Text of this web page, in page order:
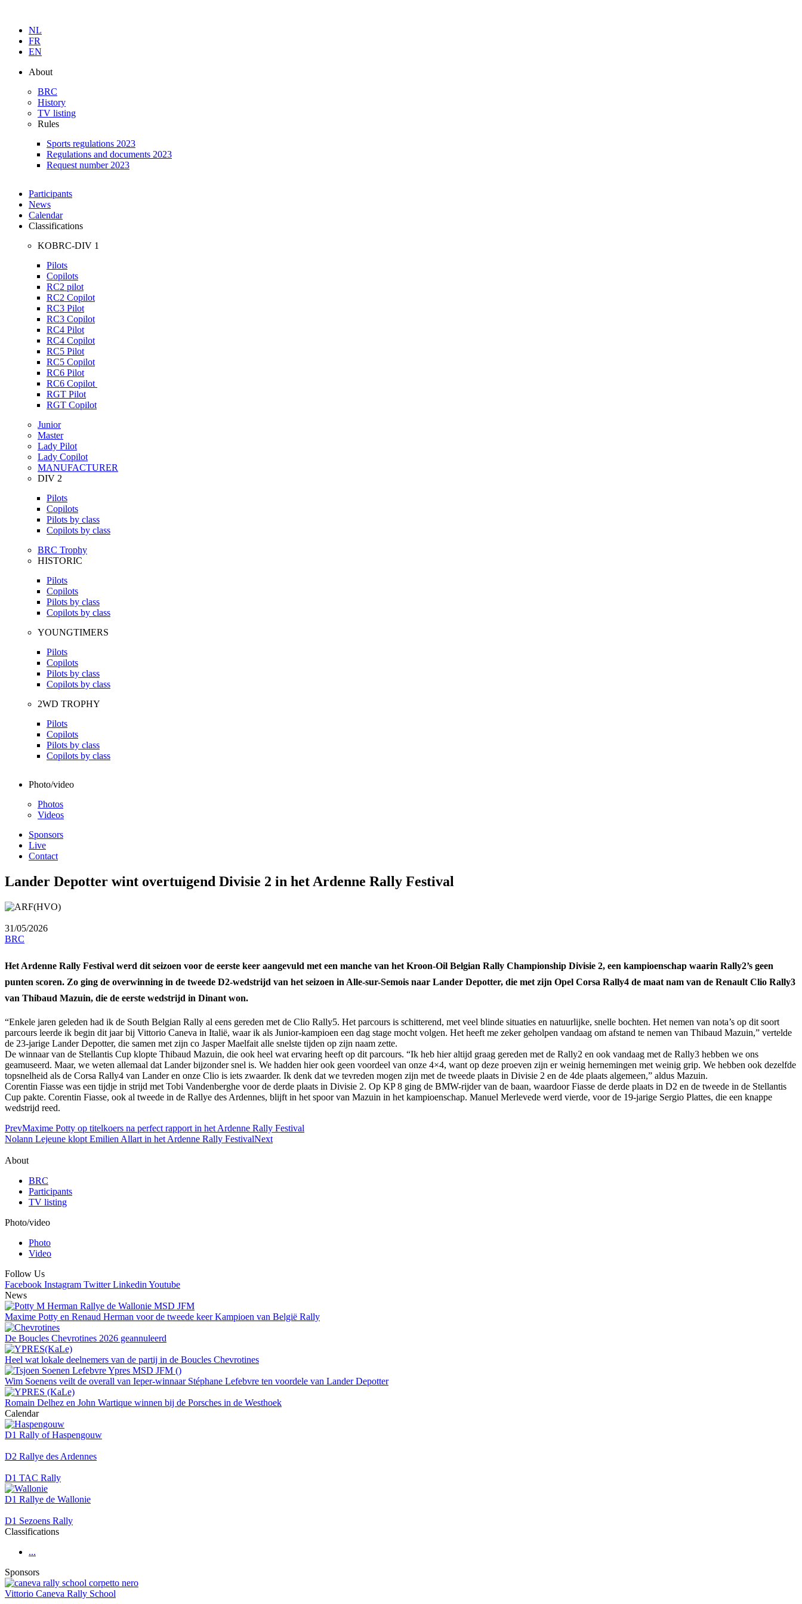
contentNL
FR
EN
About
BRC
History
TV listing
Rules
Sports regulations 2023
Regulations and documents 2023
Request number 2023
Participants
News
Calendar
Classifications
KOBRC-DIV 1
Pilots
Copilots
RC2 pilot
RC2 Copilot
RC3 Pilot
RC3 Copilot
RC4 Pilot
RC4 Copilot
RC5 Pilot
RC5 Copilot
RC6 Pilot
RC6 Copilot
RGT Pilot
RGT Copilot
Junior
Master
Lady Pilot
Lady Copilot
MANUFACTURER
DIV 2
Pilots
Copilots
Pilots by class
Copilots by class
BRC Trophy
HISTORIC
Pilots
Copilots
Pilots by class
Copilots by class
YOUNGTIMERS
Pilots
Copilots
Pilots by class
Copilots by class
2WD TROPHY
Pilots
Copilots
Pilots by class
Copilots by class
Photo/video
Photos
Videos
Sponsors
Live
Contact
Lander Depotter wint overtuigend Divisie 2 in het Ardenne Rally Festival
31/05/2026
BRC
Het Ardenne Rally Festival werd dit seizoen voor de eerste keer aangevuld met een manche van het Kroon-Oil Belgian Rally Championship Divisie 2, een kampioenschap waarin Rally2’s geen
punten scoren. Zo ging de overwinning in de tweede D2-wedstrijd van het seizoen in Alle-sur-Semois naar Lander Depotter, die met zijn Opel Corsa Rally4 de maat nam van de Renault Clio Rally3
van Thibaud Mazuin, die de eerste wedstrijd in Dinant won.
“Enkele jaren geleden had ik de South Belgian Rally al eens gereden met de Clio Rally5. Het parcours is schitterend, met veel blinde situaties en natuurlijke, snelle bochten. Het nemen van nota’s op dit soort
parcours leerde ik begin dit jaar bij Vittorio Caneva in Italië, waar ik als Junior-kampioen een dag stage mocht volgen. Het heeft me zeker geholpen vandaag om afstand te nemen van Thibaud Mazuin,” vertelde
de 23-jarige Lander Depotter, die samen met zijn co Jasper Maelfait alle snelste tijden op zijn naam zette.
De winnaar van de Stellantis Cup klopte Thibaud Mazuin, die ook heel wat ervaring heeft op dit parcours. “Ik heb hier altijd graag gereden met de Rally2 en ook vandaag met de Rally3 hebben we ons
geamuseerd. Maar, we weten allemaal dat Lander bijzonder snel is. We hadden hier ook geen voordeel van onze 4×4, want op deze proeven zijn er weinig hernemingen met weinig grip. We hebben ook dezelfde
topsnelheid als de Corsa Rally4 van Lander en onze Clio is iets zwaarder. Ik denk dat we tevreden mogen zijn met de tweede plaats in Divisie 2 en de 4de plaats algemeen,” aldus Mazuin.
Corentin Fiasse was een tijdje in strijd met Tobi Vandenberghe voor de derde plaats in Divisie 2. Op KP 8 ging de BMW-rijder van de baan, waardoor Fiasse de derde plaats in D2 en de tweede in de Stellantis
Cup pakte. Corentin Fiasse, ook al tweede in de Rallye des Ardennes, blijft in het spoor van Mazuin in het kampioenschap. Manuel Merlevede werd vierde, voor de 19-jarige Sergio Plattes, die een knappe
wedstrijd reed.
PrevMaxime Potty op titelkoers na perfect rapport in het Ardenne Rally Festival
Nolann Lejeune klopt Emilien Allart in het Ardenne Rally FestivalNext
About
BRC
Participants
TV listing
Photo/video
Photo
Video
Follow Us
Facebook Instagram Twitter Linkedin Youtube
News
Maxime Potty en Renaud Herman voor de tweede keer Kampioen van België Rally
De Boucles Chevrotines 2026 geannuleerd
Heel wat lokale deelnemers van de partij in de Boucles Chevrotines
Wim Soenens veilt de overall van Ieper-winnaar Stéphane Lefebvre ten voordele van Lander Depotter
Romain Delhez en John Wartique winnen bij de Porsches in de Westhoek
Calendar
D1 Rally of Haspengouw
D2 Rallye des Ardennes
D1 TAC Rally
D1 Rallye de Wallonie
D1 Sezoens Rally
Classifications
...
Sponsors
Vittorio Caneva Rally School